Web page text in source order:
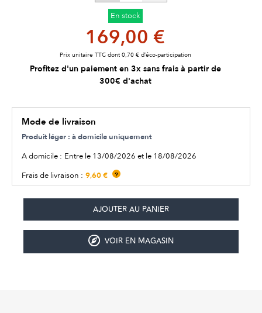
En stock
169,00 €
Prix unitaire TTC dont 0,70 € d’éco-participation
Profitez d'un paiement en 3x sans frais à partir de
300€ d'achat
Mode de livraison
Produit léger : à domicile uniquement
A domicile : Entre le 13/08/2026 et le 18/08/2026
Frais de livraison : 9,60 € ?
VOIR EN MAGASIN